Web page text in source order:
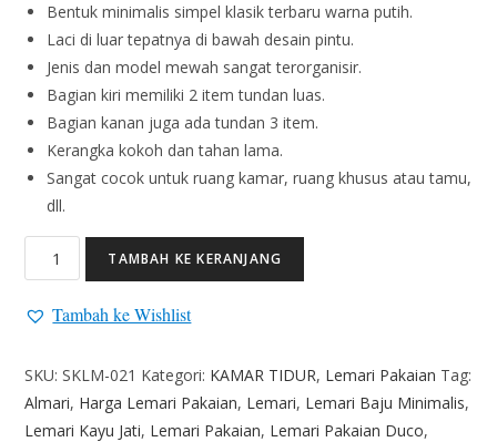
Bentuk minimalis simpel klasik terbaru warna putih.
Laci di luar tepatnya di bawah desain pintu.
Jenis dan model mewah sangat terorganisir.
Bagian kiri memiliki 2 item tundan luas.
Bagian kanan juga ada tundan 3 item.
Kerangka kokoh dan tahan lama.
Sangat cocok untuk ruang kamar, ruang khusus atau tamu,
dll.
TAMBAH KE KERANJANG
Tambah ke Wishlist
SKU:SKLM-021 Kategori: KAMAR TIDUR, Lemari Pakaian Tag:
Almari, Harga Lemari Pakaian, Lemari, Lemari Baju Minimalis,
Lemari Kayu Jati, Lemari Pakaian, Lemari Pakaian Duco,